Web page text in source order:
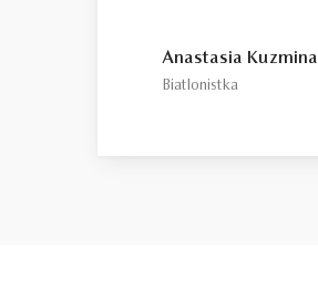
Anastasia Kuzmina
Biatlonistka